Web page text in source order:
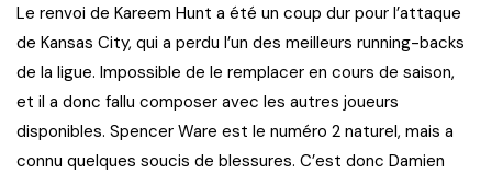
Le renvoi de Kareem Hunt a été un coup dur pour l’attaque
de Kansas City, qui a perdu l’un des meilleurs running-backs
de la ligue. Impossible de le remplacer en cours de saison,
et il a donc fallu composer avec les autres joueurs
disponibles. Spencer Ware est le numéro 2 naturel, mais a
connu quelques soucis de blessures. C’est donc Damien